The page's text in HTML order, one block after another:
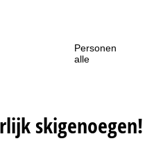
Personen
alle
skigenoegen!